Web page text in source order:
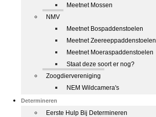
Meetnet Mossen
NMV
Meetnet Bospaddenstoelen
Meetnet Zeereeppaddenstoelen
Meetnet Moeraspaddenstoelen
Staat deze soort er nog?
Zoogdiervereniging
NEM Wildcamera's
Determineren
Eerste Hulp Bij Determineren